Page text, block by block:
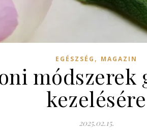
EGÉSZSÉG , MAGAZIN
módszerek
kezelésére
2025.02.15.